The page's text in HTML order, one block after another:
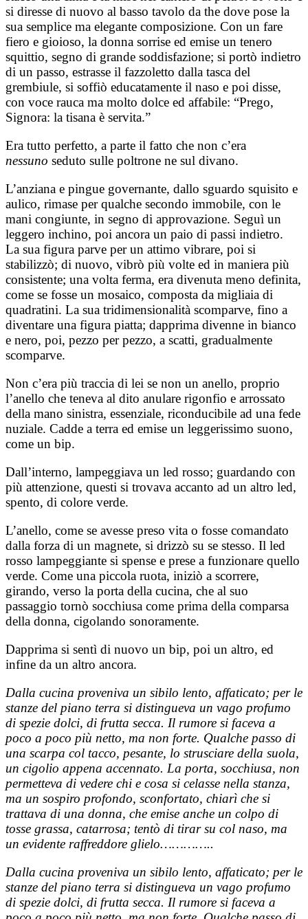
si diresse di nuovo al basso tavolo da the dove pose la
sua semplice ma elegante composizione. Con un fare
fiero e gioioso, la donna sorrise ed emise un tenero
squittio, segno di grande soddisfazione; si portò indietro
di un passo, estrasse il fazzoletto dalla tasca del
grembiule, si soffiò educatamente il naso e poi disse,
con voce rauca ma molto dolce ed affabile: “Prego,
Signora: la tisana è servita.”
Era tutto perfetto, a parte il fatto che non c’era
nessuno seduto sulle poltrone ne sul divano.
L’anziana e pingue governante, dallo sguardo squisito e
aulico, rimase per qualche secondo immobile, con le
mani congiunte, in segno di approvazione. Seguì un
leggero inchino, poi ancora un paio di passi indietro.
La sua figura parve per un attimo vibrare, poi si
stabilizzò; di nuovo, vibrò più volte ed in maniera più
consistente; una volta ferma, era divenuta meno definita,
come se fosse un mosaico, composta da migliaia di
quadratini. La sua tridimensionalità scomparve, fino a
diventare una figura piatta; dapprima divenne in bianco
e nero, poi, pezzo per pezzo, a scatti, gradualmente
scomparve.
Non c’era più traccia di lei se non un anello, proprio
l’anello che teneva al dito anulare rigonfio e arrossato
della mano sinistra, essenziale, riconducibile ad una fede
nuziale. Cadde a terra ed emise un leggerissimo suono,
come un bip.
Dall’interno, lampeggiava un led rosso; guardando con
più attenzione, questi si trovava accanto ad un altro led,
spento, di colore verde.
L’anello, come se avesse preso vita o fosse comandato
dalla forza di un magnete, si drizzò su se stesso. Il led
rosso lampeggiante si spense e prese a funzionare quello
verde. Come una piccola ruota, iniziò a scorrere,
girando, verso la porta della cucina, che al suo
passaggio tornò socchiusa come prima della comparsa
della donna, cigolando sonoramente.
Dapprima si sentì di nuovo un bip, poi un altro, ed
infine da un altro ancora.
Dalla cucina proveniva un sibilo lento, affaticato; per le
stanze del piano terra si distingueva un vago profumo
di spezie dolci, di frutta secca. Il rumore si faceva a
poco a poco più netto, ma non forte. Qualche passo di
una scarpa col tacco, pesante, lo strusciare della suola,
un cigolio appena accennato. La porta, socchiusa, non
permetteva di vedere chi e cosa si celasse nella stanza,
ma un sospiro profondo, sconfortato, chiarì che si
trattava di una donna, che emise anche un colpo di
tosse grassa, catarrosa; tentò di tirar su col naso, ma
un evidente raffreddore glielo…………..
Dalla cucina proveniva un sibilo lento, affaticato; per le
stanze del piano terra si distingueva un vago profumo
di spezie dolci, di frutta secca. Il rumore si faceva a